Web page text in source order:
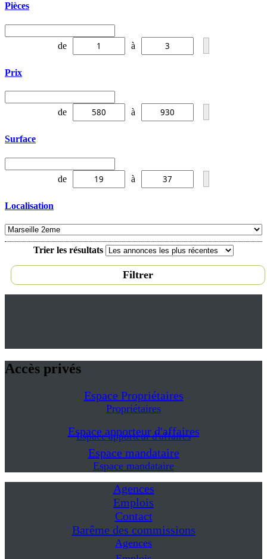
Pièces
de à
Prix
de à
Surface
de à
Localisation
Trier les résultats
Filtrer
Accès privés
Espace Propriétaires
Propriétaires
Espace apporteur d'affaires
Espace apporteur d'affaires
Espace mandataire
Espace mandataire
Agences
Emplois
Contact
Barême des commissions
Agences